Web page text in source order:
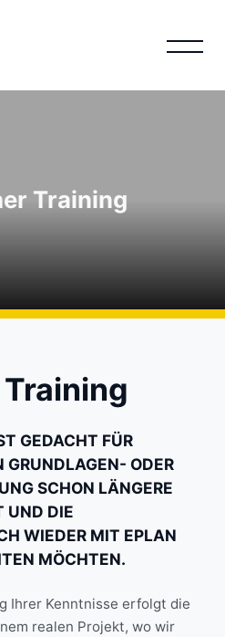
Referenzen
Training
GEDACHT FÜR
GRUNDLAGEN- ODER
SCHON LÄNGERE
UND DIE
WIEDER MIT EPLAN
MÖCHTEN.
Ihrer Kenntnisse erfolgt die
realen Projekt, wo wir